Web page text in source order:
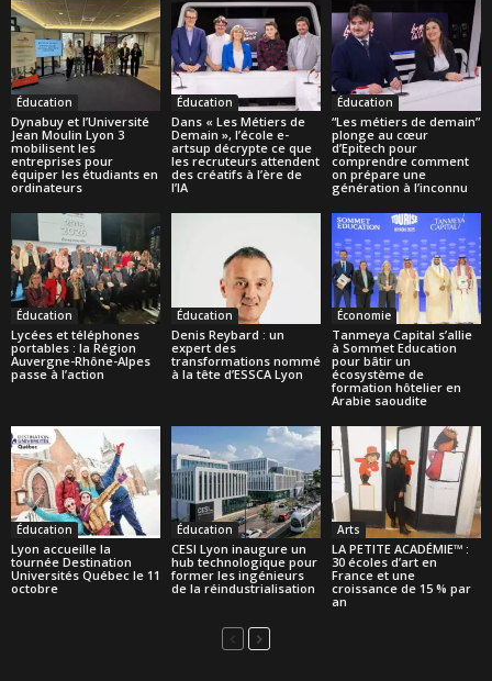
Éducation
Dynabuy et l’Université
Jean Moulin Lyon 3
mobilisent les
entreprises pour
équiper les étudiants en
ordinateurs
Éducation
Dans « Les Métiers de
Demain », l’école e-
artsup décrypte ce que
les recruteurs attendent
des créatifs à l’ère de
l’IA
Éducation
“Les métiers de demain”
plonge au cœur
d’Epitech pour
comprendre comment
on prépare une
génération à l’inconnu
Éducation
Lycées et téléphones
portables : la Région
Auvergne-Rhône-Alpes
passe à l’action
Éducation
Denis Reybard : un
expert des
transformations nommé
à la tête d’ESSCA Lyon
Économie
Tanmeya Capital s’allie
à Sommet Education
pour bâtir un
écosystème de
formation hôtelier en
Arabie saoudite
Éducation
Lyon accueille la
tournée Destination
Universités Québec le 11
octobre
Éducation
CESI Lyon inaugure un
hub technologique pour
former les ingénieurs
de la réindustrialisation
Arts
LA PETITE ACADÉMIE™ :
30 écoles d’art en
France et une
croissance de 15 % par
an